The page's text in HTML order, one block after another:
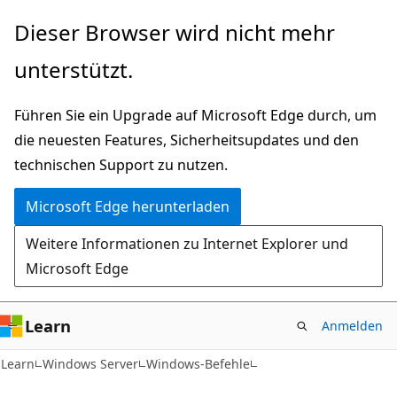
Zu
wechseln
Dieser Browser wird nicht mehr
unterstützt.
Führen Sie ein Upgrade auf Microsoft Edge durch, um
die neuesten Features, Sicherheitsupdates und den
technischen Support zu nutzen.
Microsoft Edge herunterladen
Weitere Informationen zu Internet Explorer und
Microsoft Edge
Learn Anmelden
Learn Windows Server Windows-Befehle